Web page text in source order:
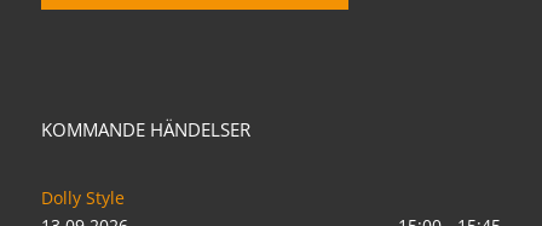
KOMMANDE HÄNDELSER
Dolly Style